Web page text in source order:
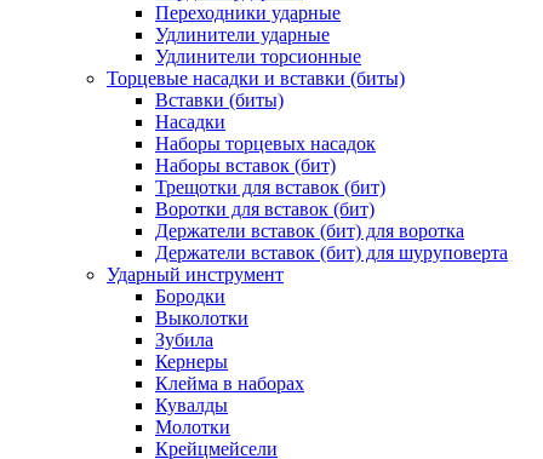
Переходники ударные
Удлинители ударные
Удлинители торсионные
Торцевые насадки и вставки (биты)
Вставки (биты)
Насадки
Наборы торцевых насадок
Наборы вставок (бит)
Трещотки для вставок (бит)
Воротки для вставок (бит)
Держатели вставок (бит) для воротка
Держатели вставок (бит) для шуруповерта
Ударный инструмент
Бородки
Выколотки
Зубила
Кернеры
Клейма в наборах
Кувалды
Молотки
Крейцмейсели